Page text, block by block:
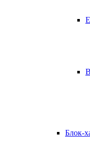
Блок-